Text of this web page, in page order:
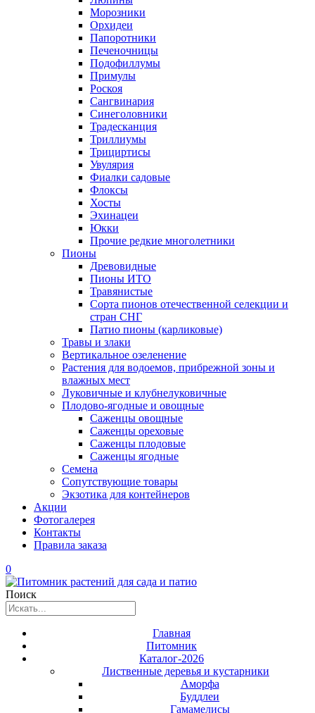
Морозники
Орхидеи
Папоротники
Печеночницы
Подофиллумы
Примулы
Роскоя
Сангвинария
Синеголовники
Традесканция
Триллиумы
Трициртисы
Увулярия
Фиалки садовые
Флоксы
Хосты
Эхинацеи
Юкки
Прочие редкие многолетники
Пионы
Древовидные
Пионы ИТО
Травянистые
Сорта пионов отечественной селекции и
стран СНГ
Патио пионы (карликовые)
Травы и злаки
Вертикальное озеленение
Растения для водоемов, прибрежной зоны и
влажных мест
Луковичные и клубнелуковичные
Плодово-ягодные и овощные
Саженцы овощные
Саженцы ореховые
Саженцы плодовые
Саженцы ягодные
Семена
Сопутствующие товары
Экзотика для контейнеров
Акции
Фотогалерея
Контакты
Правила заказа
0
Поиск
Главная
Питомник
Каталог-2026
Лиственные деревья и кустарники
Аморфа
Буддлеи
Гамамелисы